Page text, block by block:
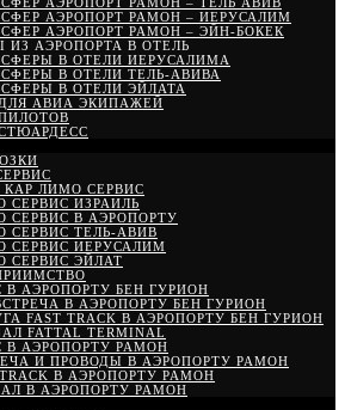
АЭРОПОРТ РАМОН – ИЕРУСАЛИМ
АЭРОПОРТ РАМОН – ЭЙН-БОКЕК
ИЗ АЭРОПОРТА В ОТЕЛЬ
В ОТЕЛИ ИЕРУСАЛИМА
В ОТЕЛИ ТЕЛЬ-АВИВА
В ОТЕЛИ ЭЙЛАТА
АВИА ЭКИПАЖЕЙ
КАР ЛИМО СЕРВИС
СЕРВИС ИЗРАИЛЬ
СЕРВИС В АЭРОПОРТУ
СЕРВИС ТЕЛЬ-АВИВ
СЕРВИС ИЕРУСАЛИМ
СЕРВИС ЭЙЛАТ
В АЭРОПОРТУ БЕН ГУРИОН
В АЭРОПОРТУ БЕН ГУРИОН
FAST TRACK В АЭРОПОРТУ БЕН ГУРИОН
FATTAL TERMINAL
В АЭРОПОРТУ РАМОН
И ПРОВОДЫ В АЭРОПОРТУ РАМОН
В АЭРОПОРТУ РАМОН
В АЭРОПОРТУ РАМОН